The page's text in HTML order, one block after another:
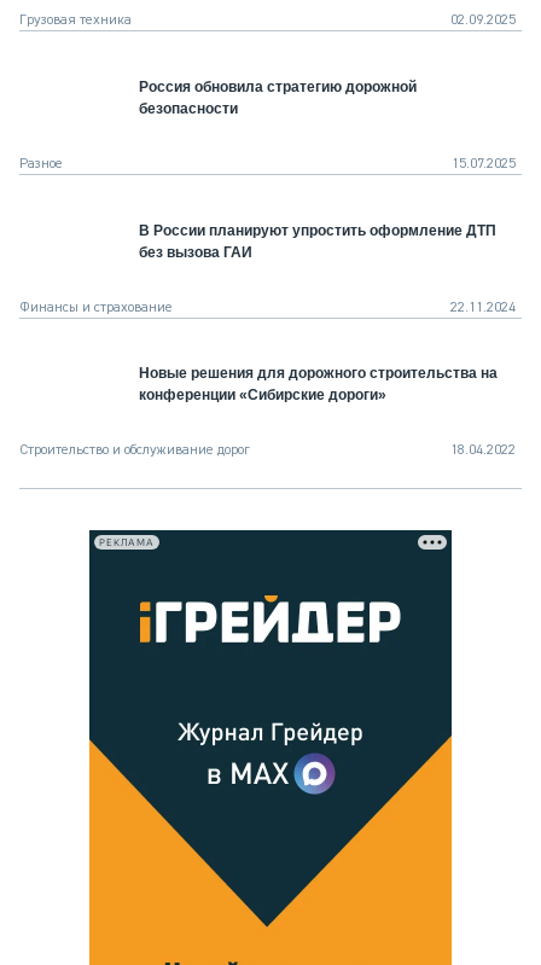
Грузовая техника 02.09.2025
Россия обновила стратегию дорожной
безопасности
Разное 15.07.2025
В России планируют упростить оформление ДТП
без вызова ГАИ
Финансы и страхование 22.11.2024
Новые решения для дорожного строительства на
конференции «Сибирские дороги»
Строительство и обслуживание дорог 18.04.2022
РЕКЛАМА